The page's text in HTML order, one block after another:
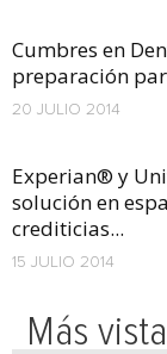
Cumbres en
preparación
20 JULIO 2014
Experian® y
solución en
crediticias...
15 JULIO 2014
Más